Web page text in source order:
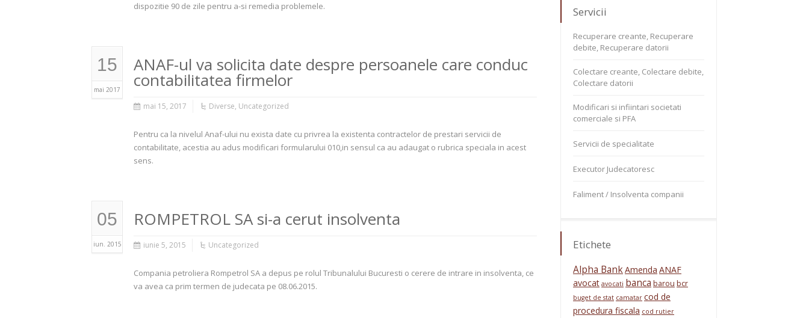
dispozitie 90 de zile pentru a-si remedia problemele.
15
mai 2017
ANAF-ul va solicita date despre persoanele care conduc
contabilitatea firmelor
mai 15, 2017 Diverse, Uncategorized
Pentru ca la nivelul Anaf-ului nu exista date cu privrea la existenta contractelor de prestari servicii de
contabilitate, acestia au adus modificari formularului 010,in sensul ca au adaugat o rubrica speciala in acest
sens.
05
iun. 2015
ROMPETROL SA si-a cerut insolventa
iunie 5, 2015 Uncategorized
Compania petroliera Rompetrol SA a depus pe rolul Tribunalului Bucuresti o cerere de intrare in insolventa, ce
va avea ca prim termen de judecata pe 08.06.2015.
Servicii
Recuperare creante, Recuperare
debite, Recuperare datorii
Colectare creante, Colectare debite,
Colectare datorii
Modificari si infiintari societati
comerciale si PFA
Servicii de specialitate
Executor Judecatoresc
Faliment / Insolventa companii
Etichete
Alpha BankAmenda ANAF
avocat avocati banca barou bcr
buget de stat camatar cod de
procedura fiscala cod rutier